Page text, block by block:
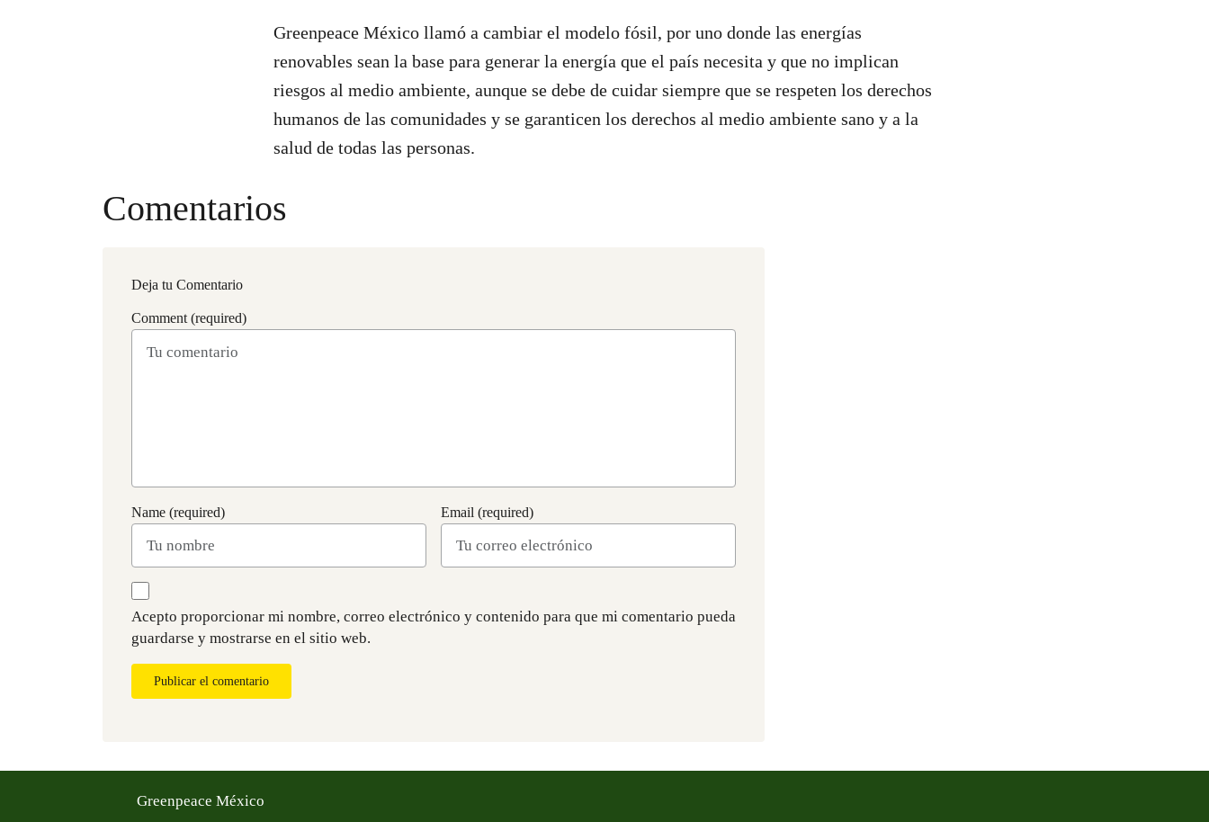
Greenpeace México llamó a cambiar el modelo fósil, por uno donde las energías
renovables sean la base para generar la energía que el país necesita y que no implican
riesgos al medio ambiente, aunque se debe de cuidar siempre que se respeten los derechos
humanos de las comunidades y se garanticen los derechos al medio ambiente sano y a la
salud de todas las personas.
Comentarios
Deja tu Comentario
Comment (required)
Name (required) Email (required)
Acepto proporcionar mi nombre, correo electrónico y contenido para que mi comentario pueda
guardarse y mostrarse en el sitio web.
Publicar el comentario
Greenpeace México